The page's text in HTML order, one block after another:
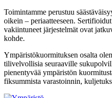
Toimintamme perustuu
oikein – periaatteeseen.
vakiintuneet järjestelmät ovat
kohde.
Ympäristökuormituksen osalta
tilivelvollisia seuraaville
pienentyvää ympäristön
fiksummista varastoinnin,